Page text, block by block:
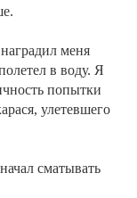
меня
в воду. Я
попытки
улетевшего
сматывать